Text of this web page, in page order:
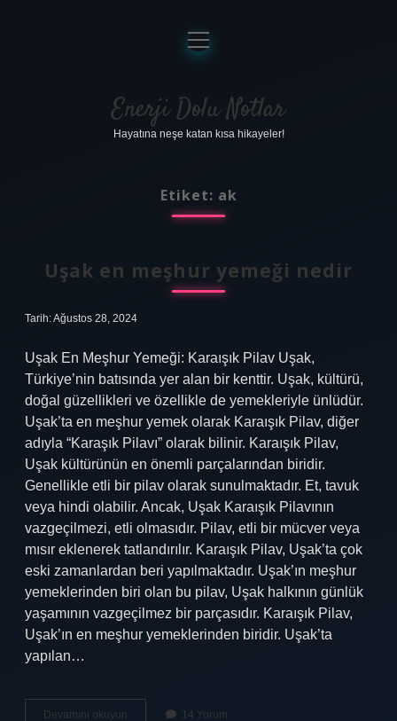
Anasayfa
Gizlilik Politikası
Yasal Uyarı
menüyü
aç
Enerji Dolu Notlar
Hayatına neşe katan kısa hikayeler!
Etiket: ak
Uşak en meşhur yemeği nedir
Tarih: Ağustos 28, 2024
Uşak En Meşhur Yemeği: Karaışık Pilav Uşak,
Türkiye’nin batısında yer alan bir kenttir. Uşak, kültürü,
doğal güzellikleri ve özellikle de yemekleriyle ünlüdür.
Uşak’ta en meşhur yemek olarak Karaışık Pilav, diğer
adıyla “Karaşık Pilavı” olarak bilinir. Karaışık Pilav,
Uşak kültürünün en önemli parçalarından biridir.
Genellikle etli bir pilav olarak sunulmaktadır. Et, tavuk
veya hindi olabilir. Ancak, Uşak Karaışık Pilavının
vazgeçilmezi, etli olmasıdır. Pilav, etli bir mücver veya
mısır eklenerek tatlandırılır. Karaışık Pilav, Uşak’ta çok
eski zamanlardan beri yapılmaktadır. Uşak’ın meşhur
yemeklerinden biri olan bu pilav, Uşak halkının günlük
yaşamının vazgeçilmez bir parçasıdır. Karaışık Pilav,
Uşak’ın en meşhur yemeklerinden biridir. Uşak’ta
yapılan…
Devamını okuyun 14 Yorum